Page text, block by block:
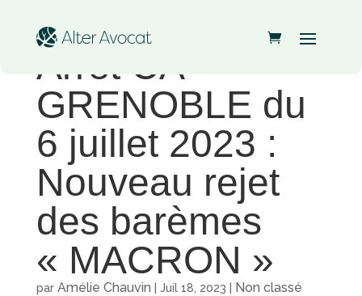
Arrêt CA
GRENOBLE du
6 juillet 2023 :
Nouveau rejet
des barèmes
« MACRON »
par Amélie Chauvin Juil 18, 2023 Non classé